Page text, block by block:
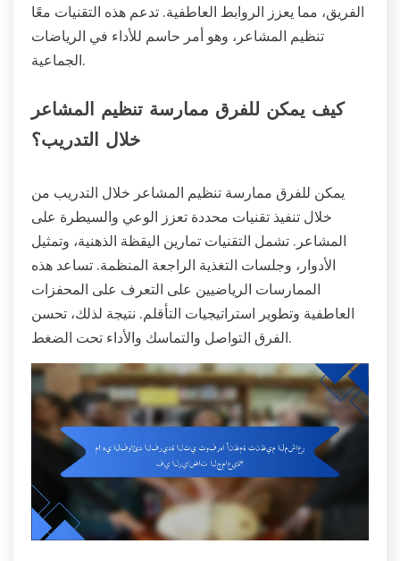
الفريق، مما يعزز الروابط العاطفية. تدعم هذه التقنيات معًا
تنظيم المشاعر، وهو أمر حاسم للأداء في الرياضات
الجماعية.
كيف يمكن للفرق ممارسة تنظيم المشاعر
خلال التدريب؟
يمكن للفرق ممارسة تنظيم المشاعر خلال التدريب من
خلال تنفيذ تقنيات محددة تعزز الوعي والسيطرة على
المشاعر. تشمل التقنيات تمارين اليقظة الذهنية، وتمثيل
الأدوار، وجلسات التغذية الراجعة المنظمة. تساعد هذه
الممارسات الرياضيين على التعرف على المحفزات
العاطفية وتطوير استراتيجيات التأقلم. نتيجة لذلك، تحسن
الفرق التواصل والتماسك والأداء تحت الضغط.